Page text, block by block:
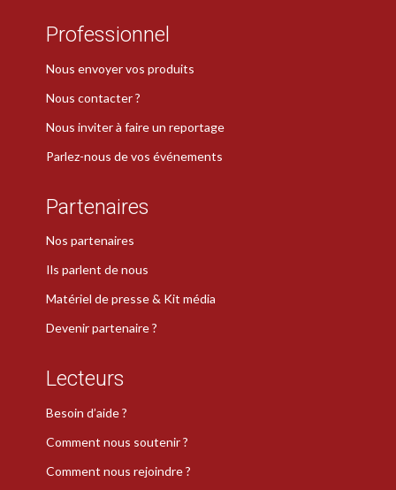
Professionnel
Nous envoyer vos produits
Nous contacter ?
Nous inviter à faire un reportage
Parlez-nous de vos événements
Partenaires
Nos partenaires
Ils parlent de nous
Matériel de presse & Kit média
Devenir partenaire ?
Lecteurs
Besoin d’aide ?
Comment nous soutenir ?
Comment nous rejoindre ?